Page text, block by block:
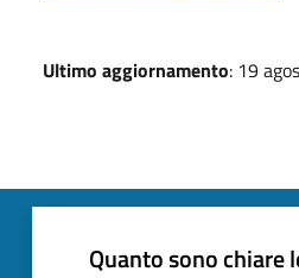
Ultimo aggiornamento: 19
Quanto sono chiare